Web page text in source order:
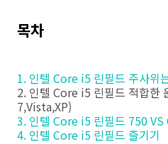
목차
1. 인텔 Core i5 린필드 주사위
2. 인텔 Core i5 린필드 적합한
7,Vista,XP)
3. 인텔 Core i5 린필드 750
4. 인텔 Core i5 린필드 즐기기